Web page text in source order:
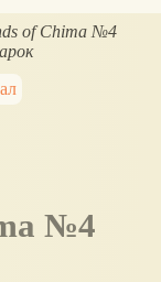
of Chima №4